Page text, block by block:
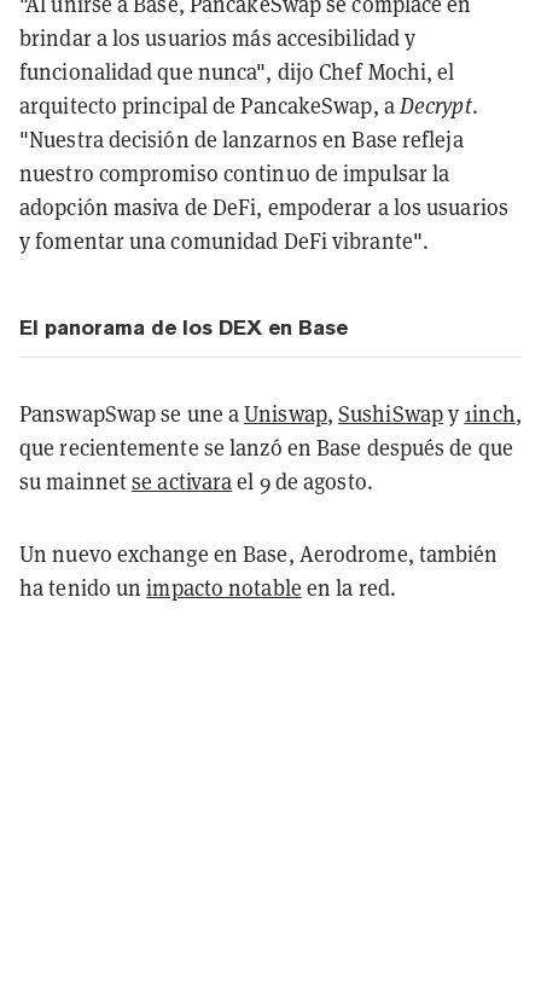
brindar a los usuarios más accesibilidad y
funcionalidad que nunca", dijo Chef Mochi, el
arquitecto principal de PancakeSwap, aDecrypt.
"Nuestra decisión de lanzarnos en Base refleja
nuestro compromiso continuo de impulsar la
adopción masiva de DeFi, empoderar a los usuarios
y fomentar una comunidad DeFi vibrante".
El panorama de los DEX en Base
PanswapSwap se une aUniswap,SushiSwapy 1inch,
que recientemente se lanzó en Base después de que
su mainnetse activarael 9 de agosto.
Un nuevo exchange en Base, Aerodrome, también
ha tenido unimpacto notable en la red.